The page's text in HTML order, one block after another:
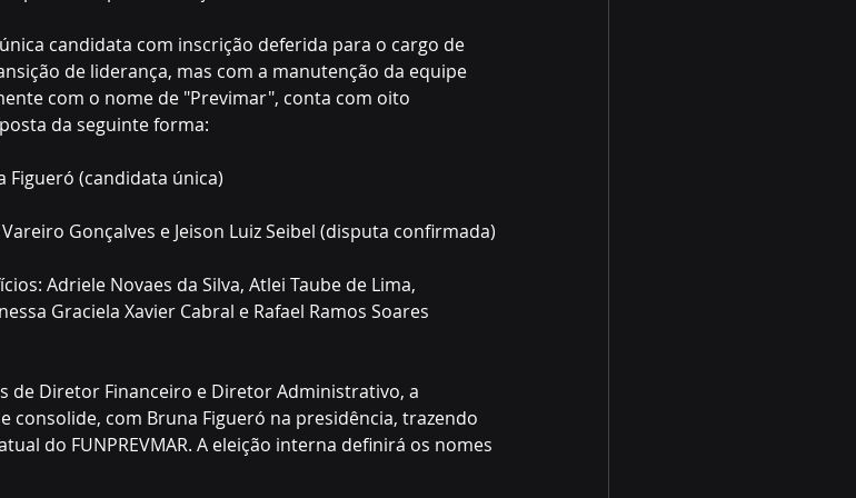
candidata com inscrição deferida para o cargo de
de liderança, mas com a manutenção da equipe
com o nome de "Previmar", conta com oito
da seguinte forma:
Figueró (candidata única)
Gonçalves e Jeison Luiz Seibel (disputa confirmada)
Adriele Novaes da Silva, Atlei Taube de Lima,
Graciela Xavier Cabral e Rafael Ramos Soares
de Diretor Financeiro e Diretor Administrativo, a
consolide, com Bruna Figueró na presidência, trazendo
do FUNPREVMAR. A eleição interna definirá os nomes